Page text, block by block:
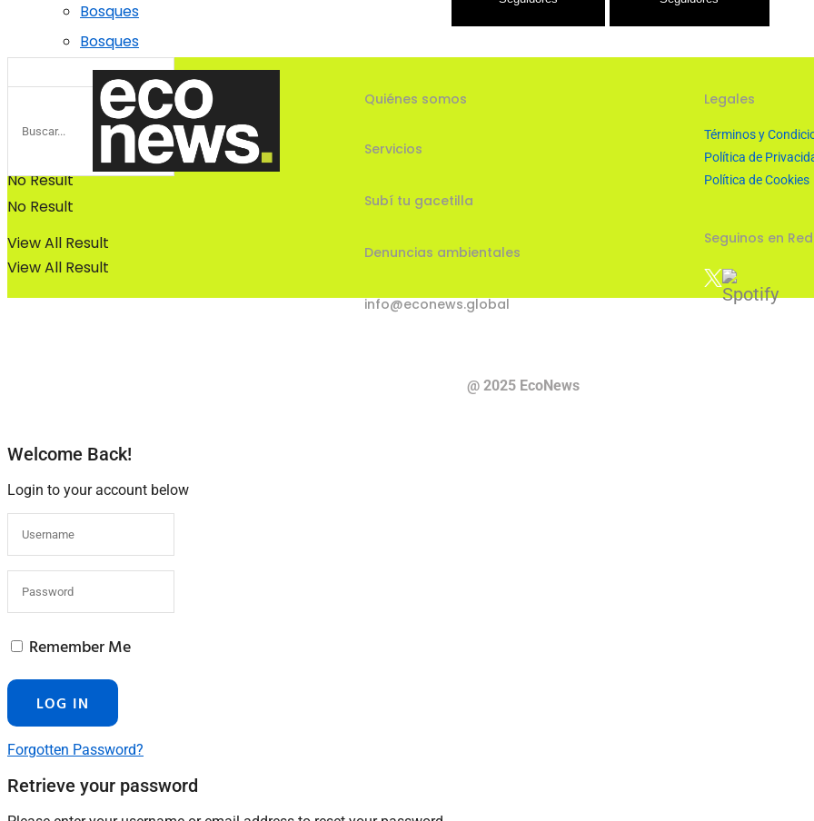
Bosques
No Result
View All Result
Bosques
No Result
View All Result
Quiénes somos
Servicios
Subí tu gacetilla
Denuncias ambientales
info@econews.global
Legales
Términos y
Política de
Política de Cookies
Seguinos en
@ 2025 EcoNews
Welcome Back!
Login to your account below
Remember Me
Forgotten Password?
Retrieve your password